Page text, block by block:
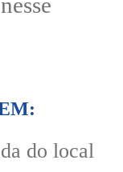
do local